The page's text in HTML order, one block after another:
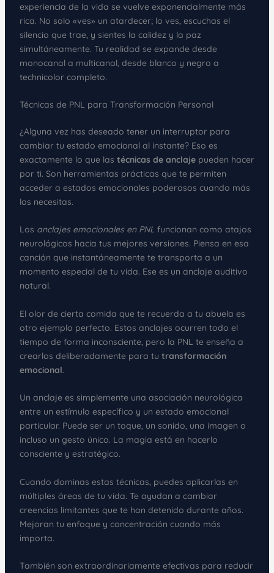
experiencia de la vida se vuelve exponencialmente más
rica. No solo «ves» un atardecer; lo ves, escuchas el
silencio que trae, y sientes la calidez y la paz
simultáneamente. Tu realidad se expande desde
monocanal a multicanal, desde blanco y negro a
technicolor completo.
Técnicas de PNL para Transformación Personal
¿Alguna vez has deseado tener un interruptor para
cambiar tu estado emocional al instante? Eso es
exactamente lo que las técnicas de anclajepueden hacer
por ti. Son herramientas prácticas que te permiten
acceder a estados emocionales poderosos cuando más
los necesitas.
Los anclajes emocionales en PNLfuncionan como atajos
neurológicos hacia tus mejores versiones. Piensa en esa
canción que instantáneamente te transporta a un
momento especial de tu vida. Ese es un anclaje auditivo
natural.
El olor de cierta comida que te recuerda a tu abuela es
otro ejemplo perfecto. Estos anclajes ocurren todo el
tiempo de forma inconsciente, pero la PNL te enseña a
crearlos deliberadamente para tu transformación
emocional.
Un anclaje es simplemente una asociación neurológica
entre un estímulo específico y un estado emocional
particular. Puede ser un toque, un sonido, una imagen o
incluso un gesto único. La magia está en hacerlo
consciente y estratégico.
Cuando dominas estas técnicas, puedes aplicarlas en
múltiples áreas de tu vida. Te ayudan a cambiar
creencias limitantes que te han detenido durante años.
Mejoran tu enfoque y concentración cuando más
importa.
También son extraordinariamente efectivas para reducir